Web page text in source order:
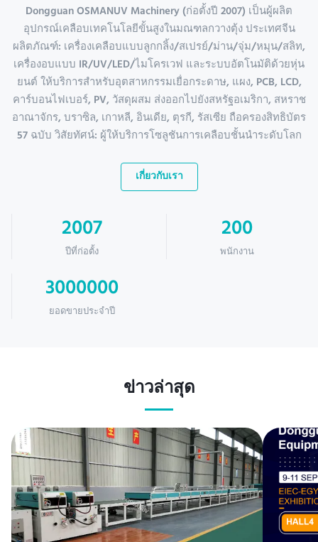
Dongguan OSMANUV Machinery (ก่อตั้งปี 2007) เป็นผู้ผลิต
อุปกรณ์เคลือบเทคโนโลยีขั้นสูงในมณฑลกวางตุ้ง ประเทศจีน
ผลิตภัณฑ์: เครื่องเคลือบแบบลูกกลิ้ง/สเปรย์/ม่าน/จุ่ม/หมุน/สลิท,
เครื่องอบแบบ IR/UV/LED/ไมโครเวฟ และระบบอัตโนมัติด้วยหุ่น
ยนต์ ให้บริการสำหรับอุตสาหกรรมเยื่อกระดาษ, แผง, PCB, LCD,
คาร์บอนไฟเบอร์, PV, วัสดุผสม ส่งออกไปยังสหรัฐอเมริกา, สหราช
อาณาจักร, บราซิล, เกาหลี, อินเดีย, ตุรกี, รัสเซีย ถือครองสิทธิบัตร
57 ฉบับ วิสัยทัศน์: ผู้ให้บริการโซลูชันการเคลือบชั้นนำระดับโลก
เกี่ยวกับเรา
2007
ปีที่ก่อตั้ง
200
พนักงาน
3000000
ยอดขายประจำปี
ข่าวล่าสุด